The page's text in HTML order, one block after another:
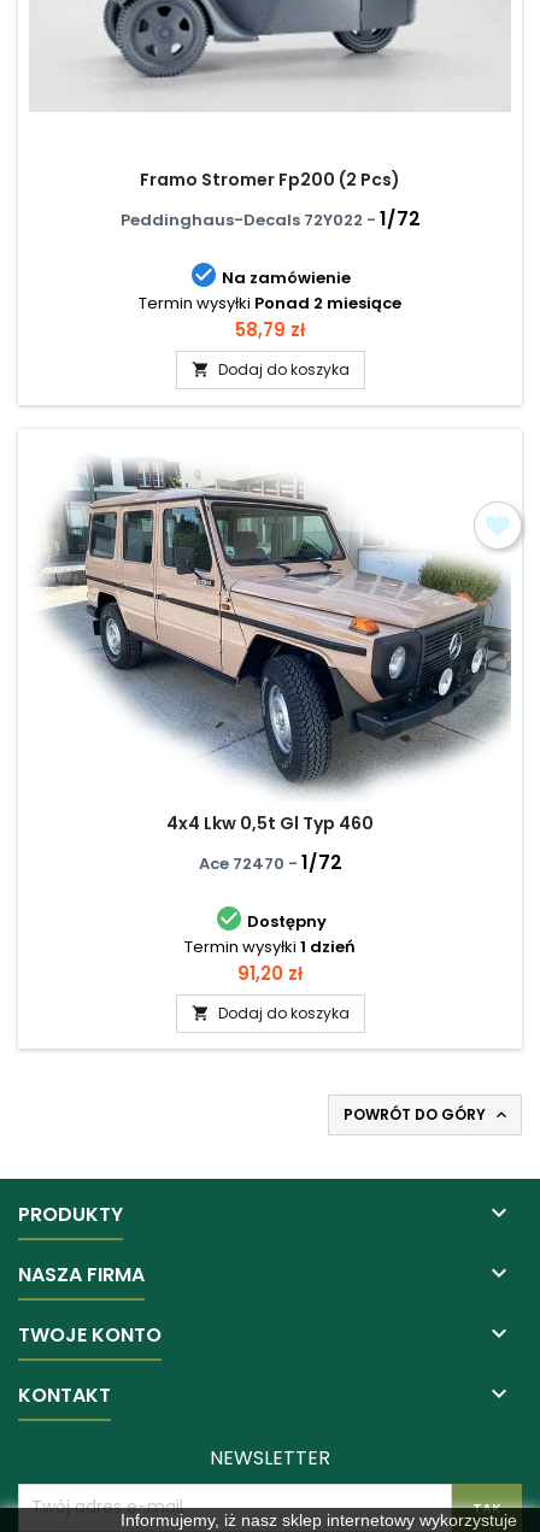
Framo Stromer Fp200 (2 Pcs)
Peddinghaus-Decals 72Y022 - 1/72
 Na zamówienie
Termin wysyłki Ponad 2 miesiące
Cena
58,79 zł
 Dodaj do koszyka
4x4 Lkw 0,5t Gl Typ 460
Ace 72470 - 1/72
 Dostępny
Termin wysyłki 1 dzień
Cena
91,20 zł
 Dodaj do koszyka
POWRÓT DO GÓRY 
PRODUKTY 
NASZA FIRMA 
TWOJE KONTO 
KONTAKT 
Informujemy, iż nasz sklep internetowy wykorzystuje
NEWSLETTER